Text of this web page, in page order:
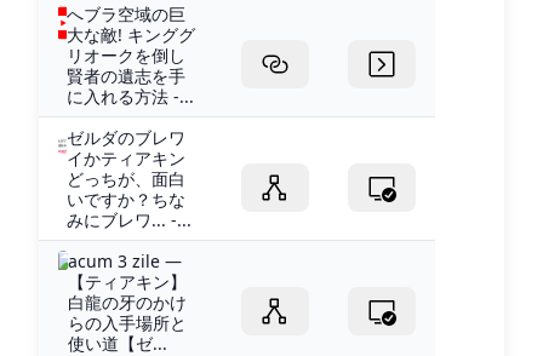
へブラ空域の巨
大な敵! キンググ
リオークを倒し
賢者の遺志を手
に入れる方法 -...
ゼルダのブレワ
イかティアキン
どっちが、面白
いですか？ちな
みにブレワ... -...
acum 3 zile —
【ティアキン】
白龍の牙のかけ
らの入手場所と
使い道【ゼ...